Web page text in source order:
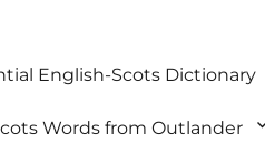
English-Scots Dictionary
Words from Outlander